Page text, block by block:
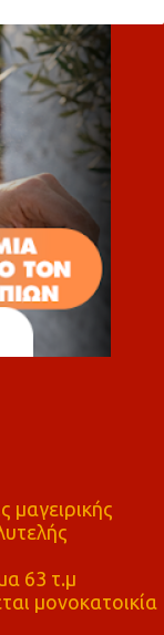
μαγειρικής
63 τ.μ
μονοκατοικία